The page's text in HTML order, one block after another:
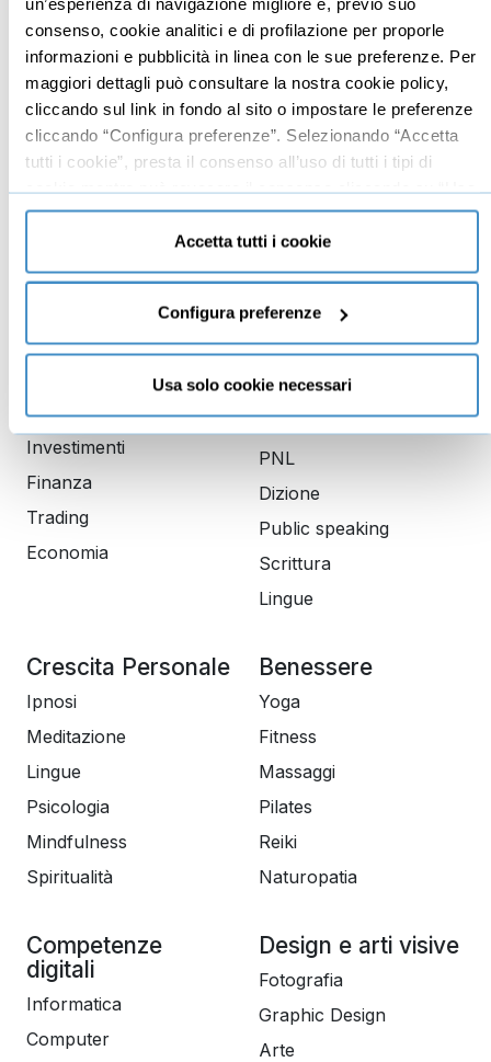
consenso, cookie analitici e di profilazione per proporle
informazioni e pubblicità in linea con le sue preferenze. Per
maggiori dettagli può consultare la nostra cookie policy,
cliccando sul link in fondo al sito o impostare le preferenze
cliccando “Configura preferenze”. Selezionando “Accetta
tutti i cookie”, presta il consenso all’uso di tutti i tipi di
cookie mentre può revocare il consenso cliccando su “Usa
solo cookie necessari” e saranno attivati i soli cookie
tecnici necessari al corretto funzionamento del sito.
Accetta tutti i cookie
Configura preferenze
Usa solo cookie necessari
Mindset imprenditoriale
Imprenditoria
Risorse Umane
Vendita
Branding
Business management
Produttività
Gestione aziendale
Seo
Social media manager
E-commerce
Google
Data analyst
finanziaria
Investimenti
Finanza
Trading
Economia
Comunicazione
Copywriting
PNL
Dizione
Public speaking
Scrittura
Lingue
Crescita Personale
Ipnosi
Meditazione
Lingue
Psicologia
Mindfulness
Spiritualità
Benessere
Yoga
Fitness
Massaggi
Pilates
Reiki
Naturopatia
Competenze
digitali
Informatica
Computer
Design e arti visive
Fotografia
Graphic Design
Arte